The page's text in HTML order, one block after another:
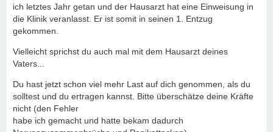
ich letztes Jahr getan und der Hausarzt hat eine Einweisung in
die Klinik veranlasst. Er ist somit in seinen 1. Entzug
gekommen.
Vielleicht sprichst du auch mal mit dem Hausarzt deines
Vaters...
Du hast jetzt schon viel mehr Last auf dich genommen, als du
solltest und du ertragen kannst. Bitte überschätze deine Kräfte
nicht (den Fehler
habe ich gemacht und hatte bekam dadurch